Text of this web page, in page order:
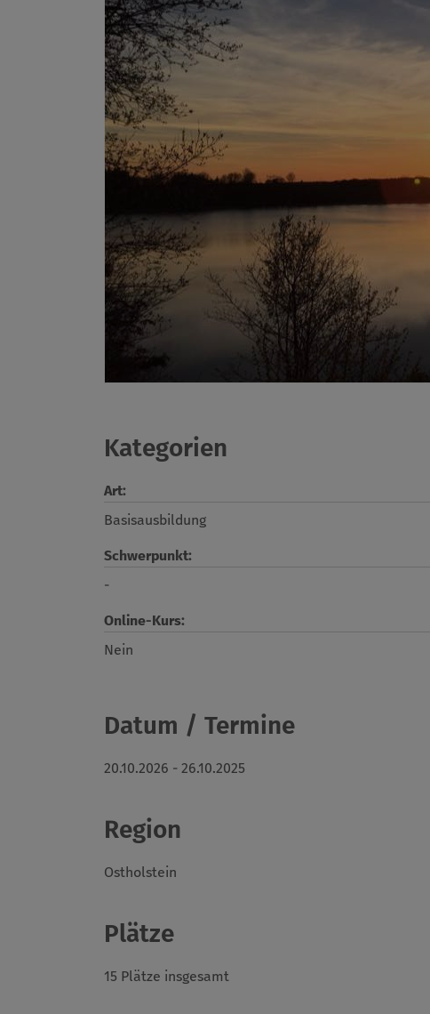
Kategorien
Art:
Basisausbildung
Schwerpunkt:
-
Online-Kurs:
Nein
Datum / Termine
20.10.2026 - 26.10.2025
Region
Ostholstein
Plätze
15 Plätze insgesamt